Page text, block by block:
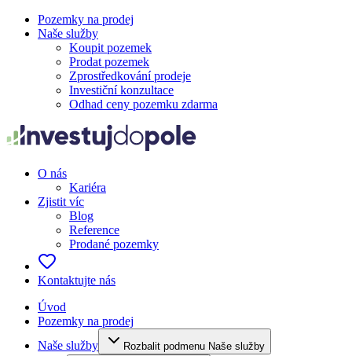
Pozemky na prodej
Naše služby
Koupit pozemek
Prodat pozemek
Zprostředkování prodeje
Investiční konzultace
Odhad ceny pozemku zdarma
O nás
Kariéra
Zjistit víc
Blog
Reference
Prodané pozemky
Kontaktujte nás
Úvod
Pozemky na prodej
Naše služby
Rozbalit podmenu Naše služby